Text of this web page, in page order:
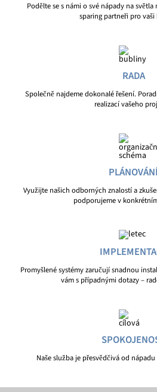
Podělte se s námi o své nápady na
sparing partneři pro
RADA
Společně najdeme dokonalé řešení.
realizací vašeho
Využijte našich odborných znalostí a
podporujeme v
Promyšlené systémy zaručují snadnou
vám s případnými dotazy –
Naše služba je přesvědčivá od